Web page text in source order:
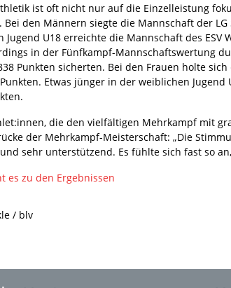
ist oft nicht nur auf die Einzelleistung
Bei den Männern siegte die Mannschaft der
Jugend U18 erreichte die Mannschaft des
in der Fünfkampf-Mannschaftswertung
Punkten sicherten. Bei den Frauen holte
Etwas jünger in der weiblichen
die den vielfältigen Mehrkampf mit
der Mehrkampf-Meisterschaft: „Die
sehr unterstützend. Es fühlte sich fast so
es zu den Ergebnissen
/ blv